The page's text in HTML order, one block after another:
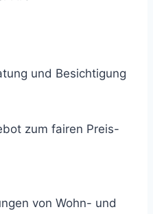
und Besichtigung
zum fairen Preis-
von Wohn- und